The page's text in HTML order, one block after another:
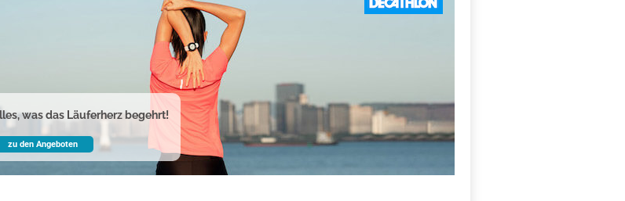
was das Läuferherz begehrt!
zu den Angeboten